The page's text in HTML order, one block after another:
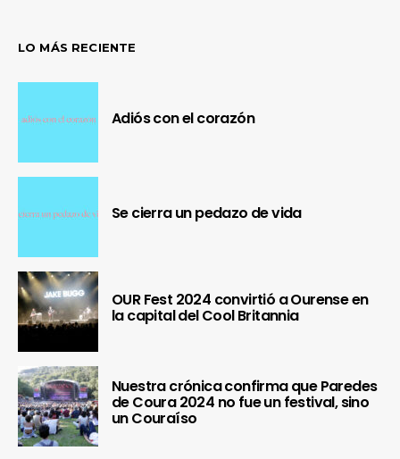
LO MÁS RECIENTE
Adiós con el corazón
Se cierra un pedazo de vida
OUR Fest 2024 convirtió a Ourense en
la capital del Cool Britannia
Nuestra crónica confirma que Paredes
de Coura 2024 no fue un festival, sino
un Couraíso